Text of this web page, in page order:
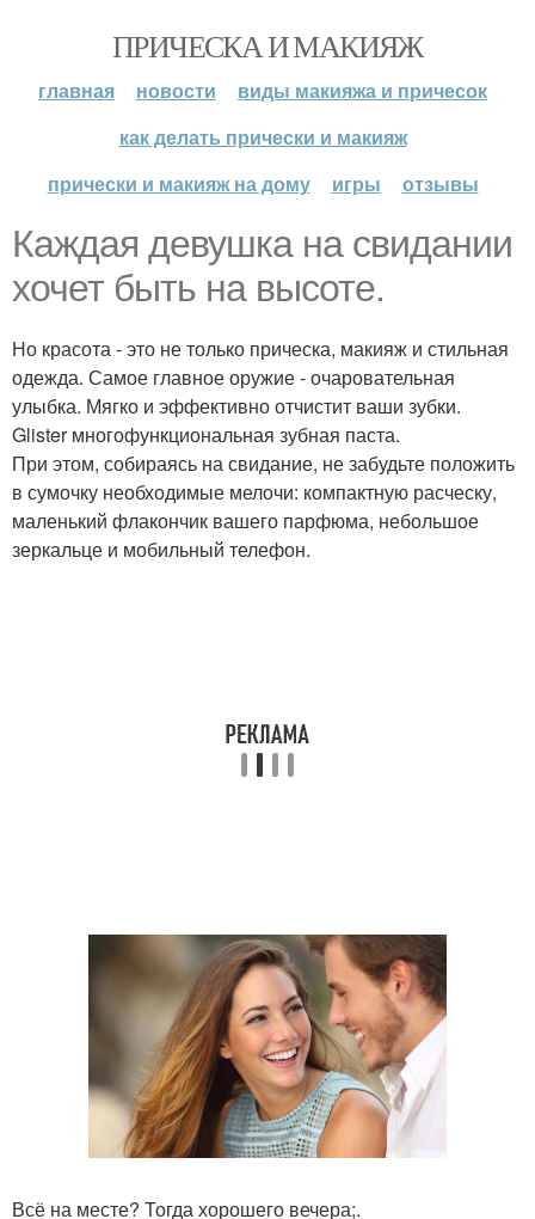
ПРИЧЕСКА И МАКИЯЖ
главная новости
виды макияжа и причесок
как делать прически и макияж
прически и макияж на дому
игры отзывы
Каждая девушка на свидании
хочет быть на высоте.
Но красота - это не только прическа, макияж и стильная
одежда. Самое главное оружие - очаровательная
улыбка. Мягко и эффективно отчистит ваши зубки.
Glister многофункциональная зубная паста.
При этом, собираясь на свидание, не забудьте положить
в сумочку необходимые мелочи: компактную расческу,
маленький флакончик вашего парфюма, небольшое
зеркальце и мобильный телефон.
Всё на месте? Тогда хорошего вечера;.